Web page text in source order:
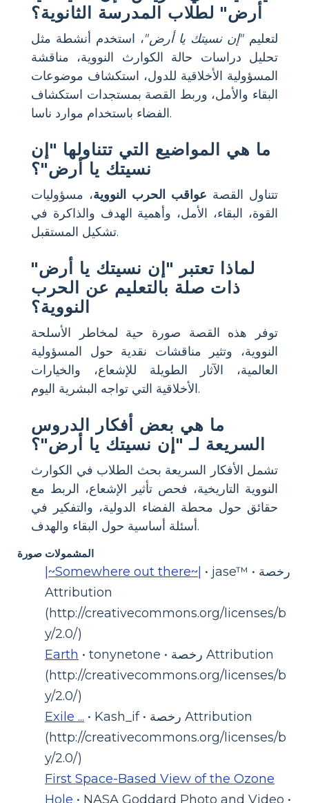
أرض" لطلاب المدرسة الثانوية؟
لتعليم "إن نسيتك يا أرض"، استخدم أنشطة مثل
تحليل دراسات حالة الكوارث النووية، مناقشة
المسؤولية الأخلاقية للدول، استكشاف موضوعات
البقاء والأمل، وربط القصة بمستجدات استكشاف
الفضاء باستخدام موارد ناسا.
ما هي المواضيع التي تتناولها "إن
نسيتك يا أرض"؟
تتناول القصة عواقب الحرب النووية، مسؤوليات
القوة، البقاء، الأمل، وأهمية الهدف والذاكرة في
تشكيل المستقبل.
لماذا تعتبر "إن نسيتك يا أرض"
ذات صلة بالتعليم عن الحرب
النووية؟
توفر هذه القصة صورة حية لمخاطر الأسلحة
النووية، وتثير مناقشات نقدية حول المسؤولية
العالمية، الآثار الطويلة للإشعاع، والخيارات
الأخلاقية التي تواجه البشرية اليوم.
ما هي بعض أفكار الدروس
السريعة لـ "إن نسيتك يا أرض"؟
تشمل الأفكار السريعة بحث الطلاب في الكوارث
النووية التاريخية، فحص تأثير الإشعاع، الربط مع
حقائق حول محطة الفضاء الدولية، والتفكير في
أسئلة أساسية حول البقاء والهدف.
المشمولات صورة
|~Somewhere out there~| • jase™ • رخصة
Attribution
(http://creativecommons.org/licenses/b
y/2.0/)
Earth • tonynetone • رخصة Attribution
(http://creativecommons.org/licenses/b
y/2.0/)
Exile ... • Kash_if • رخصة Attribution
(http://creativecommons.org/licenses/b
y/2.0/)
First Space-Based View of the Ozone
Hole • NASA Goddard Photo and Video •